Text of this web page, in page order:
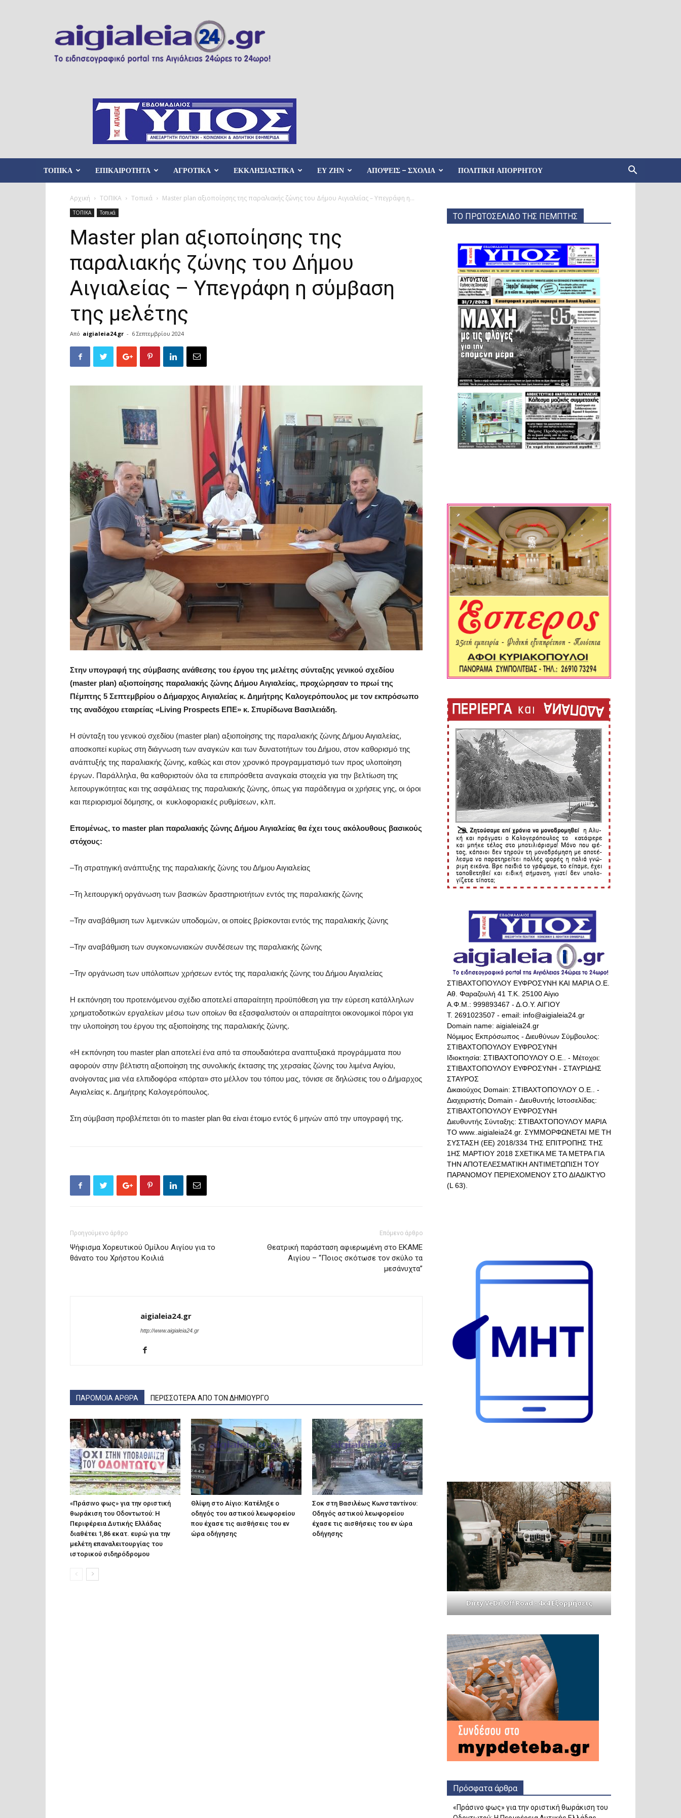
ΤΟΠΙΚΑ ΕΠΙΚΑΙΡΟΤΗΤΑ ΑΓΡΟΤΙΚΑ ΕΚΚΛΗΣΙΑΣΤΙΚΑ ΕΥ ΖΗΝ ΑΠΟΨΕΙΣ – ΣΧΟΛΙΑ ΠΟΛΙΤΙΚΉ ΑΠΟΡΡΉΤΟΥ
Αρχική ΤΟΠΙΚΑ Τοπικά Master plan αξιοποίησης της παραλιακής ζώνης του Δήμου Αιγιαλείας – Υπεγράφη η...
ΤΟΠΙΚΑ Τοπικά
Master plan αξιοποίησης της
παραλιακής ζώνης του Δήμου
Αιγιαλείας – Υπεγράφη η σύμβαση
της μελέτης
Από aigialeia24.gr - 6 Σεπτεμβρίου 2024
Στην υπογραφή της σύμβασης ανάθεσης του έργου της μελέτης σύνταξης γενικού σχεδίου
(master plan) αξιοποίησης παραλιακής ζώνης Δήμου Αιγιαλείας, προχώρησαν το πρωί της
Πέμπτης 5 Σεπτεμβρίου ο Δήμαρχος Αιγιαλείας κ. Δημήτρης Καλογερόπουλος με τον εκπρόσωπο
της αναδόχου εταιρείας «Living Prospects ΕΠΕ» κ. Σπυρίδωνα Βασιλειάδη.
Η σύνταξη του γενικού σχεδίου (master plan) αξιοποίησης της παραλιακής ζώνης Δήμου Αιγιαλείας,
αποσκοπεί κυρίως στη διάγνωση των αναγκών και των δυνατοτήτων του Δήμου, στον καθορισμό της
ανάπτυξής της παραλιακής ζώνης, καθώς και στον χρονικό προγραμματισμό των προς υλοποίηση
έργων. Παράλληλα, θα καθοριστούν όλα τα επιπρόσθετα αναγκαία στοιχεία για την βελτίωση της
λειτουργικότητας και της ασφάλειας της παραλιακής ζώνης, όπως για παράδειγμα οι χρήσεις γης, οι όροι
και περιορισμοί δόμησης, οι κυκλοφοριακές ρυθμίσεων, κλπ.
Επομένως, το master plan παραλιακής ζώνης Δήμου Αιγιαλείας θα έχει τους ακόλουθους βασικούς
στόχους:
–Τη στρατηγική ανάπτυξης της παραλιακής ζώνης του Δήμου Αιγιαλείας
–Τη λειτουργική οργάνωση των βασικών δραστηριοτήτων εντός της παραλιακής ζώνης
–Την αναβάθμιση των λιμενικών υποδομών, οι οποίες βρίσκονται εντός της παραλιακής ζώνης
–Την αναβάθμιση των συγκοινωνιακών συνδέσεων της παραλιακής ζώνης
–Την οργάνωση των υπόλοιπων χρήσεων εντός της παραλιακής ζώνης του Δήμου Αιγιαλείας
Η εκπόνηση του προτεινόμενου σχέδιο αποτελεί απαραίτητη προϋπόθεση για την εύρεση κατάλληλων
χρηματοδοτικών εργαλείων μέσω των οποίων θα εξασφαλιστούν οι απαραίτητοι οικονομικοί πόροι για
την υλοποίηση του έργου της αξιοποίησης της παραλιακής ζώνης.
«Η εκπόνηση του master plan αποτελεί ένα από τα σπουδαιότερα αναπτυξιακά προγράμματα που
αφορούν στην βέλτιστη αξιοποίηση της συνολικής έκτασης της χερσαίας ζώνης του λιμένα Αιγίου,
ανοίγοντας μια νέα ελπιδοφόρα «πόρτα» στο μέλλον του τόπου μας, τόνισε σε δηλώσεις του ο Δήμαρχος
Αιγιαλείας κ. Δημήτρης Καλογερόπουλος.
Στη σύμβαση προβλέπεται ότι το master plan θα είναι έτοιμο εντός 6 μηνών από την υπογραφή της.
Προηγούμενο άρθρο
Ψήφισμα Χορευτικού Ομίλου Αιγίου για το
θάνατο του Χρήστου Κοιλιά
Επόμενο άρθρο
Θεατρική παράσταση αφιερωμένη στο ΕΚΑΜΕ
Αιγίου – “Ποιος σκότωσε τον σκύλο τα
μεσάνυχτα”
aigialeia24.gr
http://www.aigialeia24.gr
ΠΑΡΟΜΟΙΑ ΑΡΘΡΑ ΠΕΡΙΣΣΟΤΕΡΑ ΑΠΟ ΤΟΝ ΔΗΜΙΟΥΡΓΟ
«Πράσινο φως» για την οριστική
θωράκιση του Οδοντωτού: Η
Περιφέρεια Δυτικής Ελλάδας
διαθέτει 1,86 εκατ. ευρώ για την
μελέτη επαναλειτουργίας του
ιστορικού σιδηρόδρομου
Θλίψη στο Αίγιο: Κατέληξε ο
οδηγός του αστικού λεωφορείου
που έχασε τις αισθήσεις του εν
ώρα οδήγησης
Σοκ στη Βασιλέως Κωνσταντίνου:
Οδηγός αστικού λεωφορείου
έχασε τις αισθήσεις του εν ώρα
οδήγησης
ΤΟ ΠΡΩΤΟΣΕΛΙΔΟ ΤΗΣ ΠΕΜΠΤΗΣ
ΣΤΙΒΑΧΤΟΠΟΥΛΟΥ ΕΥΦΡΟΣΥΝΗ ΚΑΙ ΜΑΡΙΑ Ο.Ε.
Αθ. Φαραζουλή 41 Τ.Κ. 25100 Αίγιο
Α.Φ.Μ.: 999893467 - Δ.Ο.Υ. ΑΙΓΙΟΥ
Τ. 2691023507 - email: info@aigialeia24.gr
Domain name: aigialeia24.gr
Νόμιμος Εκπρόσωπος - Διευθύνων Σύμβουλος:
ΣΤΙΒΑΧΤΟΠΟΥΛΟΥ ΕΥΦΡΟΣΥΝΗ
Ιδιοκτησία: ΣΤΙΒΑΧΤΟΠΟΥΛΟΥ Ο.Ε.. - Μέτοχοι:
ΣΤΙΒΑΧΤΟΠΟΥΛΟΥ ΕΥΦΡΟΣΥΝΗ - ΣΤΑΥΡΙΔΗΣ
ΣΤΑΥΡΟΣ
Δικαιούχος Domain: ΣΤΙΒΑΧΤΟΠΟΥΛΟΥ Ο.Ε.. -
Διαχειριστής Domain - Διευθυντής Ιστοσελίδας:
ΣΤΙΒΑΧΤΟΠΟΥΛΟΥ ΕΥΦΡΟΣΥΝΗ
Διευθυντής Σύνταξης: ΣΤΙΒΑΧΤΟΠΟΥΛΟΥ ΜΑΡΙΑ
ΤΟ www..aigialeia24.gr. ΣΥΜΜΟΡΦΩΝΕΤΑΙ ΜΕ ΤΗ
ΣΥΣΤΑΣΗ (ΕΕ) 2018/334 ΤΗΣ ΕΠΙΤΡΟΠΗΣ ΤΗΣ
1ΗΣ ΜΑΡΤΙΟΥ 2018 ΣΧΕΤΙΚΑ ΜΕ ΤΑ ΜΕΤΡΑ ΓΙΑ
ΤΗΝ ΑΠΟΤΕΛΕΣΜΑΤΙΚΗ ΑΝΤΙΜΕΤΩΠΙΣΗ ΤΟΥ
ΠΑΡΑΝΟΜΟΥ ΠΕΡΙΕΧΟΜΕΝΟΥ ΣΤΟ ΔΙΑΔΙΚΤΥΟ
(L 63).
Dirty VeDi, Off Road - 4x4 Εξορμήσεις
Πρόσφατα άρθρα
«Πράσινο φως» για την οριστική θωράκιση του